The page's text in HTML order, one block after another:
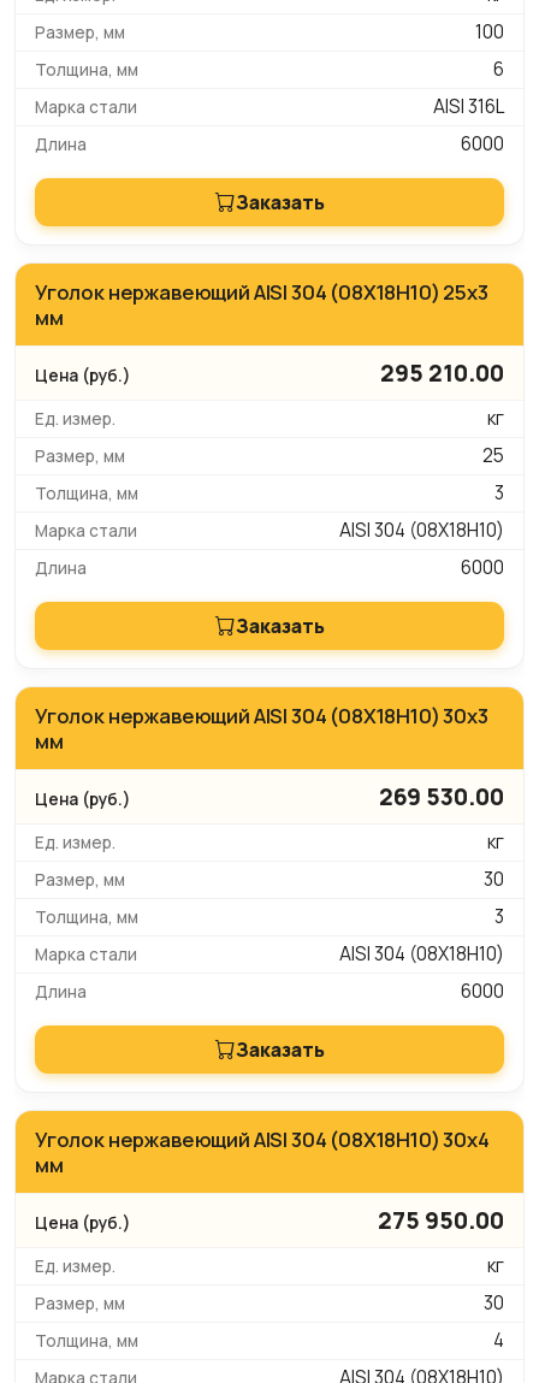
100
6
AISI 316L
6000
Заказать
Уголок нержавеющий AISI 304 (08Х18Н10) 25х3
мм
295 210.00
кг
25
3
AISI 304 (08Х18Н10)
6000
Заказать
Уголок нержавеющий AISI 304 (08Х18Н10) 30х3
мм
269 530.00
кг
30
3
AISI 304 (08Х18Н10)
6000
Заказать
Уголок нержавеющий AISI 304 (08Х18Н10) 30х4
мм
275 950.00
кг
30
4